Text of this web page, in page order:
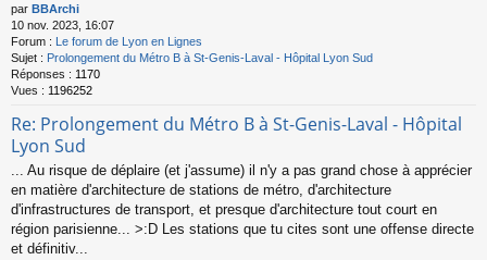
par BBArchi
10 nov. 2023, 16:07
Forum : Le forum de Lyon en Lignes
Sujet : Prolongement du Métro B à St-Genis-Laval - Hôpital Lyon Sud
Réponses : 1170
Vues : 1196252
Re: Prolongement du Métro B à St-Genis-Laval - Hôpital
Lyon Sud
... Au risque de déplaire (et j'assume) il n'y a pas grand chose à apprécier
en matière d'architecture de stations de métro, d'architecture
d'infrastructures de transport, et presque d'architecture tout court en
région parisienne... >:D Les stations que tu cites sont une offense directe
et définitiv...